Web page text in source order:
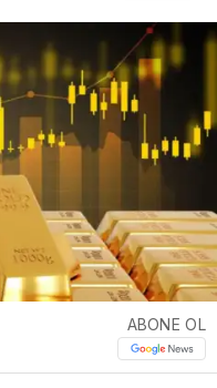
ABONE OL